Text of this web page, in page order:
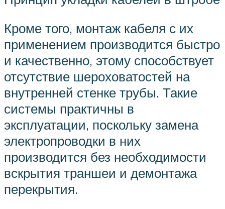
Кроме того, монтаж кабеля с их
применением производится быстро
и качественно, этому способствует
отсутствие шероховатостей на
внутренней стенке трубы. Такие
системы практичны в
эксплуатации, поскольку замена
электропроводки в них
производится без необходимости
вскрытия траншеи и демонтажа
перекрытия.